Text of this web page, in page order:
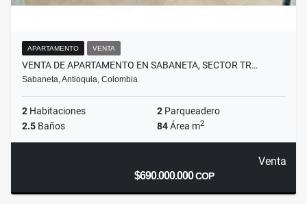
APARTAMENTO VENTA
VENTA DE APARTAMENTO EN SABANETA, SECTOR TR…
Sabaneta, Antioquia, Colombia
2 Habitaciones 2 Parqueadero
2.5 Baños 84Área m2
Venta
$690.000.000COP